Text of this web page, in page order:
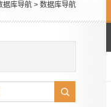
据库导航 > 数据库导航